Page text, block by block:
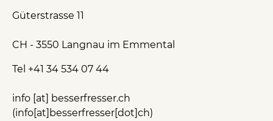
Güterstrasse 11
CH - 3550 Langnau im Emmental
Tel +41 34 534 07 44
info[at] besserfresser.ch
(info[at]besserfresser[dot]ch)